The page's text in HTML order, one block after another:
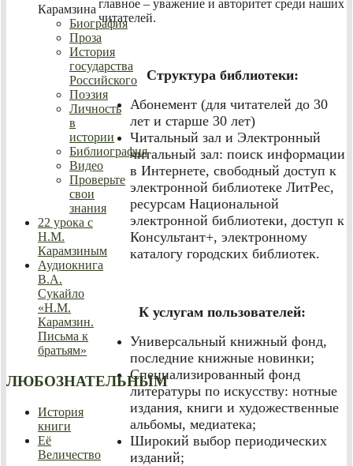
главное – уважение и авторитет среди наших
читателей.
Структура библиотеки:
Абонемент (для читателей до 30
лет и старше 30 лет)
Читальный зал и Электронный
читальный зал: поиск информации
в Интернете, свободный доступ к
электронной библиотеке ЛитРес,
ресурсам Национальной
электронной библиотеки, доступ к
Консультант+, электронному
каталогу городских библиотек.
К услугам пользователей:
Универсальный книжный фонд,
последние книжные новинки;
Специализированный фонд
литературы по искусству: нотные
издания, книги и художественные
альбомы, медиатека;
Широкий выбор периодических
изданий;
Карамзина
Биография
Проза
История
государства
Российского
Поэзия
Личность
в
истории
Библиография
Видео
Проверьте
свои
знания
22 урока с
Н.М.
Карамзиным
Аудиокнига
В.А.
Сукайло
«Н.М.
Карамзин.
Письма к
братьям»
ЛЮБОЗНАТЕЛЬНЫМ
История
книги
Её
Величество